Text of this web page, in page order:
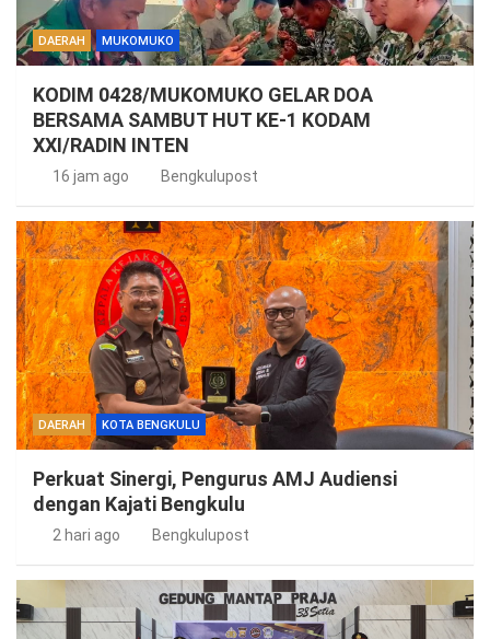
DAERAH MUKOMUKO
KODIM 0428/MUKOMUKO GELAR DOA
BERSAMA SAMBUT HUT KE-1 KODAM
XXI/RADIN INTEN
16 jam ago Bengkulupost
DAERAH KOTA BENGKULU
Perkuat Sinergi, Pengurus AMJ Audiensi
dengan Kajati Bengkulu
2 hari ago Bengkulupost